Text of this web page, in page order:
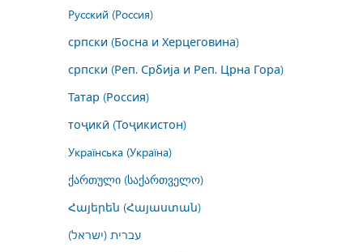
Русский (Россия)
српски (Босна и Херцеговина)
српски (Реп. Србија и Реп. Црна Гора)
Татар (Россия)
тоҷикӣ (Тоҷикистон)
Українська (Україна)
ქართული (საქართველო)
Հայերեն (Հայաստան)
עברית (ישראל)